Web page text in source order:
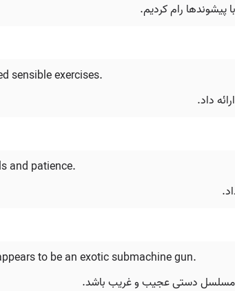
پیشوندها رام کردیم.
sensible exercises.
داد.
and patience.
to be an exotic submachine gun.